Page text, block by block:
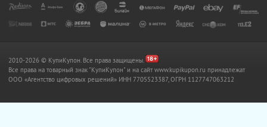
2010-2026 © КупиКупон. Все права защищены.
Все права на товарный знак "КупиКупон" и на сайт www.kupikupon.ru принадлежат
OOO «Агентство цифровых решений» ИНН 7705523387, ОГРН 1127747063212